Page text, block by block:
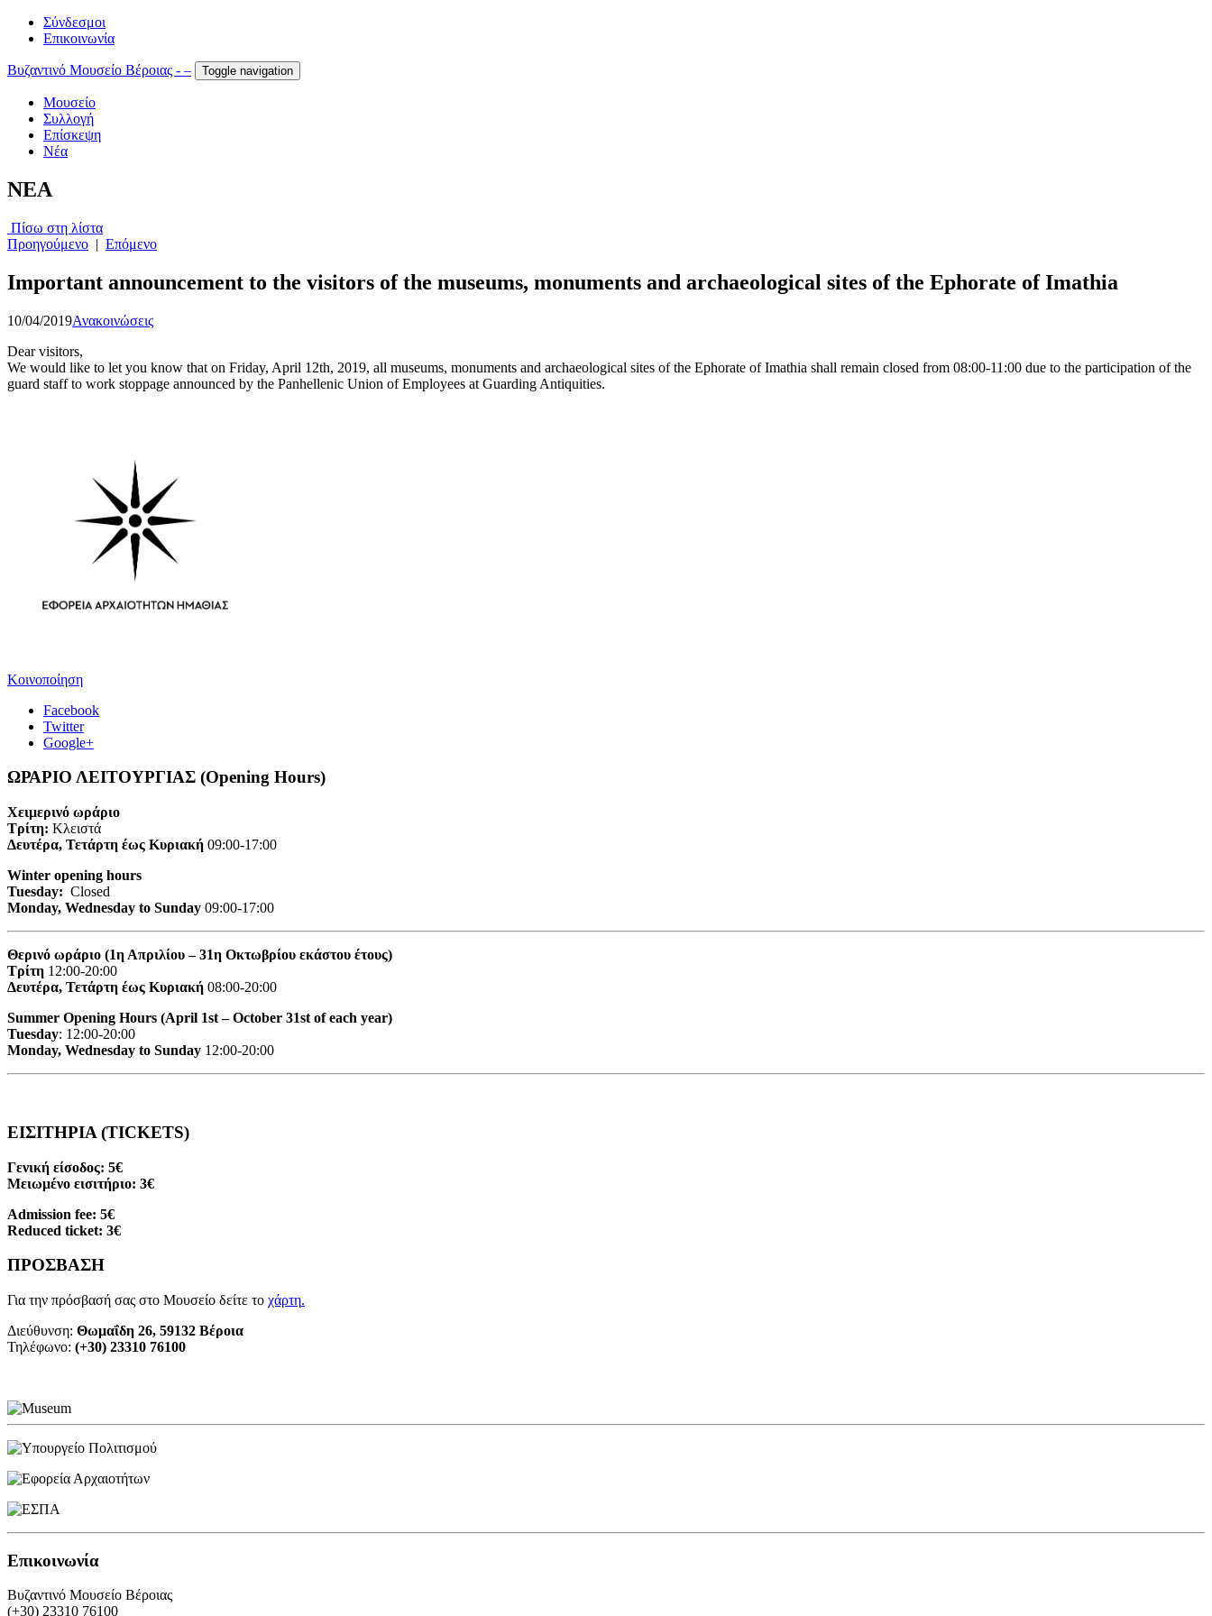
Σύνδεσμοι
Επικοινωνία
Βυζαντινό Μουσείο Βέροιας - – Toggle navigation
Μουσείο
Συλλογή
Επίσκεψη
Νέα
NEA
Πίσω στη λίστα
Προηγούμενο | Επόμενο
Important announcement to the visitors of the museums, monuments and archaeological sites of the Ephorate of Imathia
10/04/2019Ανακοινώσεις
Dear visitors,
We would like to let you know that on Friday, April 12th, 2019, all museums, monuments and archaeological sites of the Ephorate of Imathia shall remain closed from 08:00-11:00 due to the participation of the
guard staff to work stoppage announced by the Panhellenic Union of Employees at Guarding Antiquities.
Κοινοποίηση
Facebook
Twitter
Google+
ΩΡΑΡΙΟ ΛΕΙΤΟΥΡΓΙΑΣ (Opening Hours)
Χειμερινό ωράριο
Τρίτη: Κλειστά
Δευτέρα, Τετάρτη έως Κυριακή 09:00-17:00
Winter opening hours
Tuesday: Closed
Monday, Wednesday to Sunday 09:00-17:00
Θερινό ωράριο (1η Απριλίου – 31η Οκτωβρίου εκάστου έτους)
Τρίτη 12:00-20:00
Δευτέρα, Τετάρτη έως Κυριακή 08:00-20:00
Summer Opening Hours (April 1st – October 31st of each year)
Tuesday: 12:00-20:00
Monday, Wednesday to Sunday 12:00-20:00
ΕΙΣΙΤΗΡΙΑ (TICKETS)
Γενική είσοδος: 5€
Μειωμένο εισιτήριο: 3€
Admission fee: 5€
Reduced ticket: 3€
ΠΡΟΣΒΑΣΗ
Για την πρόσβασή σας στο Μουσείο δείτε το χάρτη.
Διεύθυνση: Θωμαΐδη 26, 59132 Βέροια
Τηλέφωνο: (+30) 23310 76100
Επικοινωνία
Βυζαντινό Μουσείο Βέροιας
(+30) 23310 76100